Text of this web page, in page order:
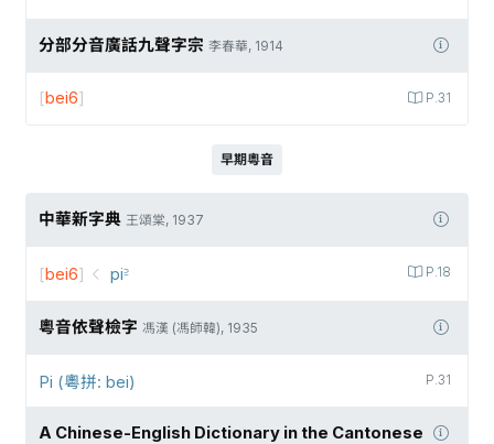
分部分音廣話九聲字宗 李春華, 1914
P.31
[bei6]
早期粵音
中華新字典 王頌棠, 1937
P.18
[bei6] pi꜅
粵音依聲檢字 馮漢 (馮師韓), 1935
P.31
Pi (粵拼: bei)
A Chinese-English Dictionary in the Cantonese